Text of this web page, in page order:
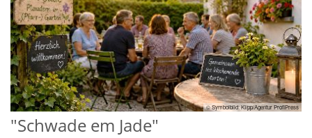
© Symbolbild: KI/pp/Agentur ProfiPress
"Schwade em Jade"